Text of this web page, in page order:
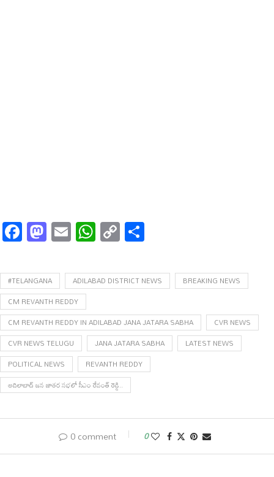
Facebook
Mastodon
EmailWhatsApp
Copy
Link
#TELANGANA ADILABAD DISTRICT NEWS
BREAKING NEWS
CM REVANTH REDDY
CM REVANTH REDDY IN ADILABAD JANA JATARA SABHA
CVR NEWS
CVR NEWS TELUGU
JANA JATARA SABHA
LATEST NEWS
POLITICAL NEWS
REVANTH REDDY
ఆదిలాబాద్‌ జన జాతర సభలో సీఎం రేవంత్ రెడ్డి..
0 comment 0